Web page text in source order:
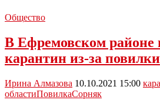
Общество
В Ефремовском районе
карантин из-за повилки
Ирина Алмазова 10.10.2021 15:00
областиПовилкаСорняк